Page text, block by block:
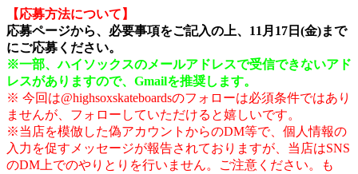
【応募方法について】
応募ページから、必要事項をご記入の上、11月17日(金)まで
にご応募ください。
※一部、ハイソックスのメールアドレスで受信できないアド
レスがありますので、Gmailを推奨します。
※ 今回は@highsoxskateboardsのフォローは必須条件ではあり
ませんが、フォローしていただけると嬉しいです。
※当店を模倣した偽アカウントからのDM等で、個人情報の
入力を促すメッセージが報告されておりますが、当店はSNS
のDM上でのやりとりを行いません。ご注意ください。も